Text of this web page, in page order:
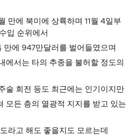
만에 북미에 상륙하며 11월 4일부
입 순위에서
만에 947만달러를 벌어들였으며
에서는 타의 추종을 불허할 정도의
술 회전 등도 최근에는 인기이지만
모든 층의 열광적 지지를 받고 있는
라고 해도 좋을지도 모르는데